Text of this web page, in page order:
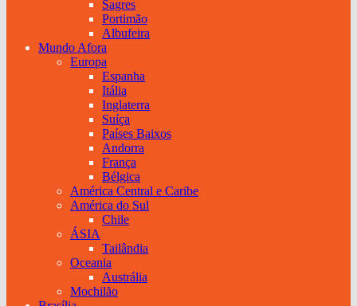
Sagres
Portimão
Albufeira
Mundo Afora
Europa
Espanha
Itália
Inglaterra
Suíça
Países Baixos
Andorra
França
Bélgica
América Central e Caribe
América do Sul
Chile
ÁSIA
Tailândia
Oceania
Austrália
Mochilão